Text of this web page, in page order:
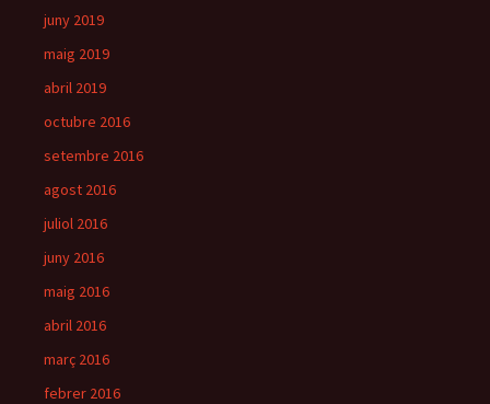
juny 2019
maig 2019
abril 2019
octubre 2016
setembre 2016
agost 2016
juliol 2016
juny 2016
maig 2016
abril 2016
març 2016
febrer 2016